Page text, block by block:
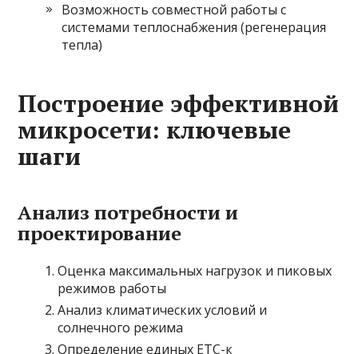
Возможность совместной работы с
системами теплоснабжения (регенерация
тепла)
Построение эффективной
микросети: ключевые
шаги
Анализ потребности и
проектирование
Оценка максимальных нагрузок и пиковых
режимов работы
Анализ климатических условий и
солнечного режима
Определение единых ETC-к